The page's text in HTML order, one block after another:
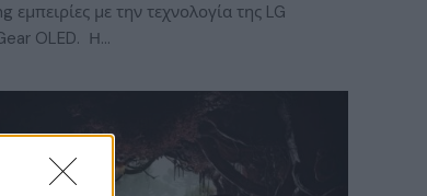
εμπειρίες με την τεχνολογία της LG
OLED. Η…